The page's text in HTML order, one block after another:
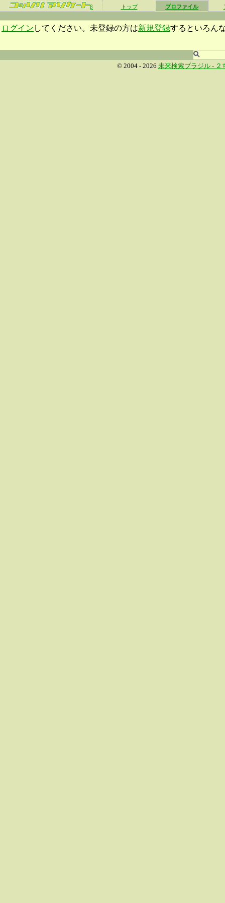
β トップ プロファイル
ログイン してください。未登録の方は新規登録するといろん
© 2004 - 2026 未来検索ブラジル - ２